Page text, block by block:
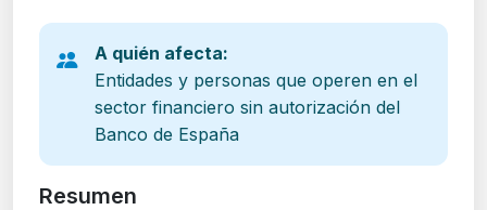
A quién afecta:
Entidades y personas que operen en el
sector financiero sin autorización del
Banco de España
Resumen